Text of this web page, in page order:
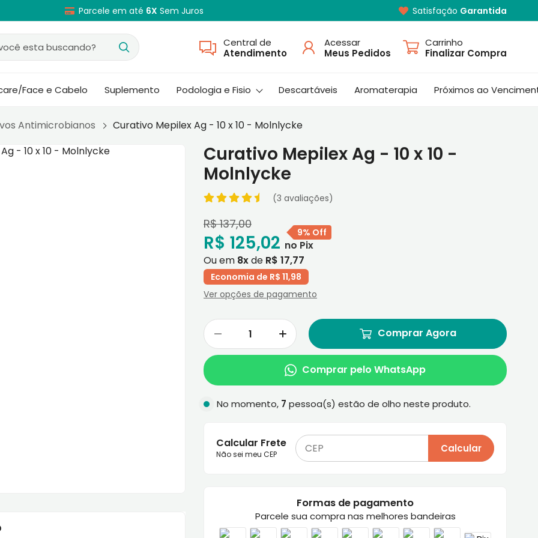
Parcele em até 6X Sem Juros Satisfação Garantida
Central de
Atendimento
Acessar
Meus Pedidos
Carrinho
Finalizar Compra
Face e Cabelo Suplemento Podologia e Fisio Descartáveis Aromaterapia Próximos ao
Antimicrobianos Curativo Mepilex Ag - 10 x 10 - Molnlycke
Curativo Mepilex Ag - 10 x 10 -
Molnlycke
(3 avaliações)
R$ 137,00
R$ 125,02 9% Off
Ou em 8xde R$ 17,77
Economia de R$ 11,98
Ver opções de pagamento
Comprar Agora
Comprar pelo WhatsApp
No momento, 7 pessoa(s) estão de olho neste produto.
Calcular Frete
Não sei meu CEP Calcular
Formas de pagamento
Parcele sua compra nas melhores bandeiras